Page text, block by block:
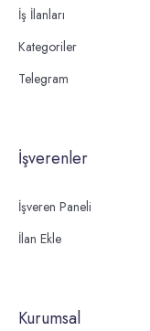
İş İlanları
Kategoriler
Telegram
İşverenler
İşveren Paneli
İlan Ekle
Kurumsal